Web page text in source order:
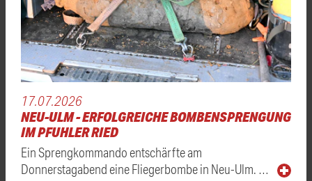
17.07.2026
NEU-ULM - ERFOLGREICHE BOMBENSPRENGUNG
IM PFUHLER RIED
Ein Sprengkommando entschärfte am
Donnerstagabend eine Fliegerbombe in Neu-Ulm. …